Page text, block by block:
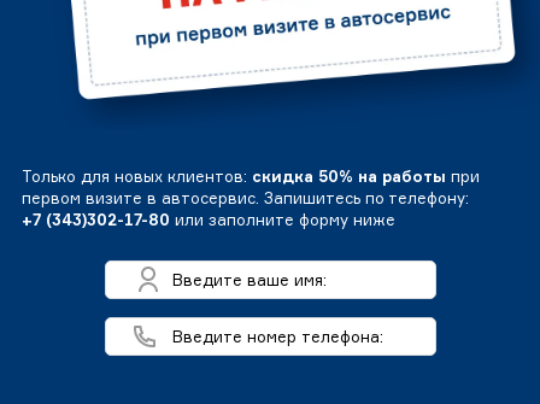
Только для новых клиентов: скидка 50% на работы при
первом визите в автосервис. Запишитесь по телефону:
+7 (343)302-17-80 или заполните форму ниже